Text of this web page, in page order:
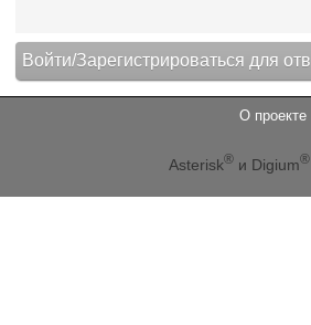
О проекте
Asterisk® и Digium®